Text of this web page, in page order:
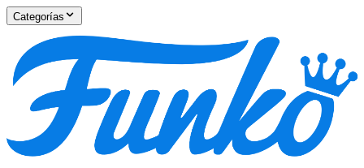
Categorías